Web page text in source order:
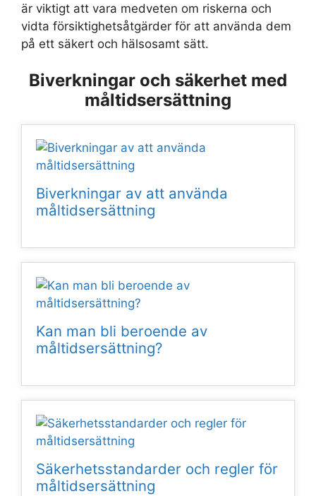
är viktigt att vara medveten om riskerna och
vidta försiktighetsåtgärder för att använda dem
på ett säkert och hälsosamt sätt.
Biverkningar och säkerhet med
måltidsersättning
Biverkningar av att använda
måltidsersättning
Kan man bli beroende av
måltidsersättning?
Säkerhetsstandarder och regler för
måltidsersättning